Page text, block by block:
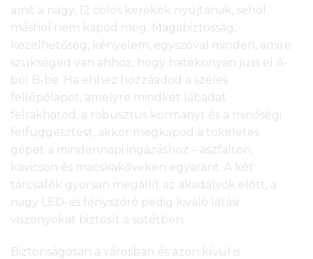
amit a nagy, 12 colos kerekek nyújtanak, sehol
máshol nem kapod meg. Magabiztosság,
kezelhetőség, kényelem, egyszóval minden, amire
szükséged van ahhoz, hogy hatékonyan juss el A-
ból B-be. Ha ehhez hozzáadod a széles
fellépőlapot, amelyre mindkét lábadat
felrakhatod, a robusztus kormányt és a minőségi
felfüggesztést, akkor megkapod a tökéletes
gépet a mindennapi ingázáshoz – aszfalton,
kavicson és macskaköveken egyaránt. A két
tárcsafék gyorsan megállít az akadályok előtt, a
nagy LED-es fényszóró pedig kiváló látási
viszonyokat biztosít a sötétben.
Biztonságosan a városban és azon kívül is